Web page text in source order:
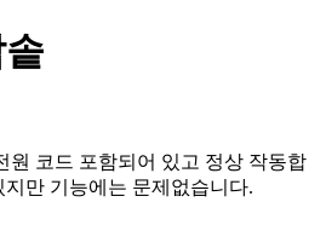
원 코드 포함되어 있고 정상 작동합
만 기능에는 문제없습니다.